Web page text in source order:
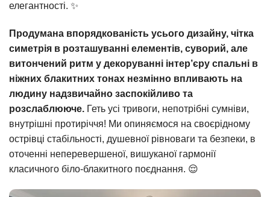
елегантності. ✨
Продумана впорядкованість усього дизайну, чітка
симетрія в розташуванні елементів, суворий, але
витончений ритм у декоруванні інтер’єру спальні в
ніжних блакитних тонах незмінно впливають на
людину надзвичайно заспокійливо та
розслаблююче. Геть усі тривоги, непотрібні сумніви,
внутрішні протиріччя! Ми опиняємося на своєрідному
острівці стабільності, душевної рівноваги та безпеки, в
оточенні неперевершеної, вишуканої гармонії
класичного біло-блакитного поєднання. 😌